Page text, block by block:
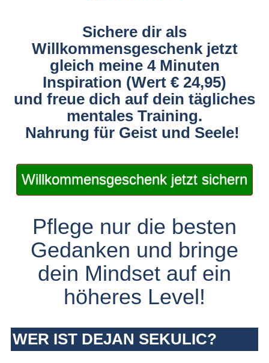
Sichere dir als
Willkommensgeschenk jetzt
gleich meine 4 Minuten
Inspiration (Wert € 24,95)
und freue dich auf dein tägliches
mentales Training.
Nahrung für Geist und Seele!
Willkommensgeschenk jetzt sichern
Pflege nur die besten
Gedanken und bringe
dein Mindset auf ein
höheres Level!
WER IST DEJAN SEKULIC?